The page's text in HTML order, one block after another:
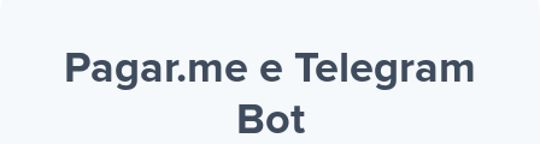
Pagar.me e Telegram
Bot